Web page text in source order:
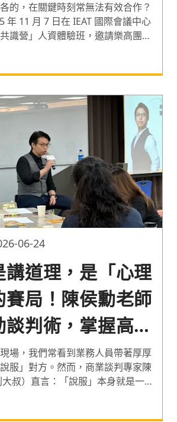
的，在關鍵時刻常無法有效合作？
年 11 月 7 日在 IEAT 國際會議中心
識營」人資體驗班，邀請樂高團隊
」，帶領人資夥伴體驗高互動且緊
人任務。透過讓每個人化身「山火
在模擬火場中快速制定策略並調整
舟共濟的默契，實現團隊合作的最
06-24
講道理，是「心理
賽局！陳侯勳老師
判術，掌握高勝
巧
場，我們常看到業務人員帶著厚厚
服」對方。然而，商業談判專家陳
叔）直言：「說服」本身就是一面
明、解釋時，你的行為語言就在大
你」，這瞬間將局勢拉成「下對